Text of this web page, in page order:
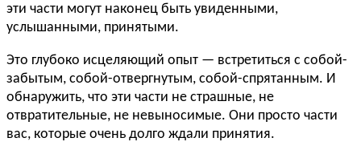
эти части могут наконец быть увиденными,
услышанными, принятыми.
Это глубоко исцеляющий опыт — встретиться с собой-
забытым, собой-отвергнутым, собой-спрятанным. И
обнаружить, что эти части не страшные, не
отвратительные, не невыносимые. Они просто части
вас, которые очень долго ждали принятия.